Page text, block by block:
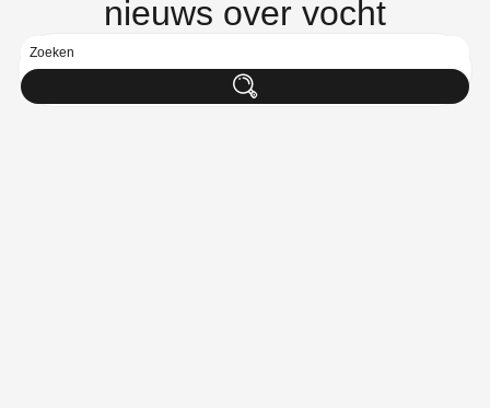
nieuws over vocht